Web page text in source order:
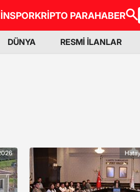
SPORKRİPTO PARAHABER
DÜNYA RESMİ İLANLAR